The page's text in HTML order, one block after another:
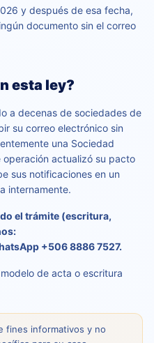
y después de esa fecha,
documento sin el correo
esta ley?
a decenas de sociedades de
su correo electrónico sin
una Sociedad
operación actualizó su pacto
sus notificaciones en un
internamente.
el trámite (escritura,
+506 8886 7527.
de acta o escritura
fines informativos y no